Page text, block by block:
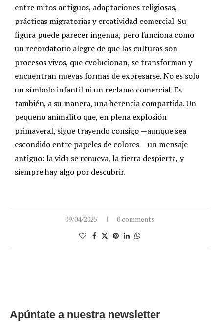
entre mitos antiguos, adaptaciones religiosas,
prácticas migratorias y creatividad comercial. Su
figura puede parecer ingenua, pero funciona como
un recordatorio alegre de que las culturas son
procesos vivos, que evolucionan, se transforman y
encuentran nuevas formas de expresarse. No es solo
un símbolo infantil ni un reclamo comercial. Es
también, a su manera, una herencia compartida. Un
pequeño animalito que, en plena explosión
primaveral, sigue trayendo consigo —aunque sea
escondido entre papeles de colores— un mensaje
antiguo: la vida se renueva, la tierra despierta, y
siempre hay algo por descubrir.
09/04/2025 0 comments
Apúntate a nuestra newsletter